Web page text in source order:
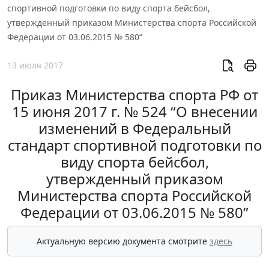
спортивной подготовки по виду спорта бейсбол,
утвержденный приказом Министерства спорта Российской
Федерации от 03.06.2015 № 580”
13 июля 2017
Приказ Министерства спорта РФ от
15 июня 2017 г. № 524 “О внесении
изменений в Федеральный
стандарт спортивной подготовки по
виду спорта бейсбол,
утвержденный приказом
Министерства спорта Российской
Федерации от 03.06.2015 № 580”
Актуальную версию документа смотрите здесь